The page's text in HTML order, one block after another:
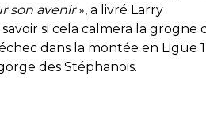
son avenir», a livré Larry
si cela calmera la grogne
dans la montée en Ligue
des Stéphanois.